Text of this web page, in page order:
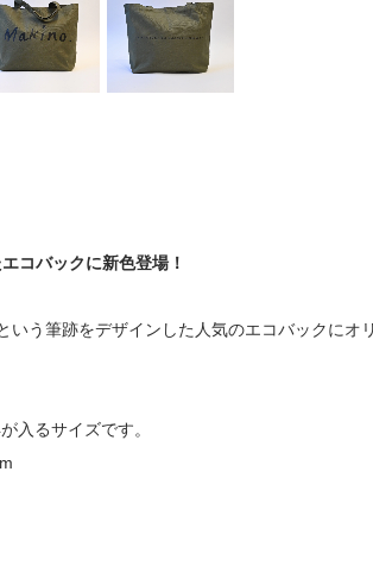
コバックに新色登場！
う筆跡をデザインした人気のエコバックにオ
るサイズです。